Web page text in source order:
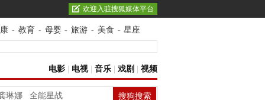
欢迎入驻搜狐媒体平台
- 教育 - 母婴 - 旅游 - 美食 - 星座
电影 电视| 音乐 戏剧 视频